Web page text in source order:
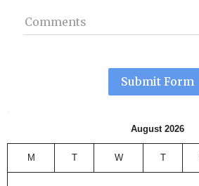
Comments
Submit Form
August 2026
M T W T